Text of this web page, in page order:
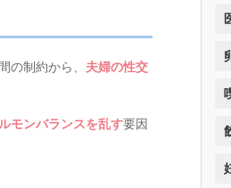
の制約から、 夫婦の性交
モンバランスを乱す要因